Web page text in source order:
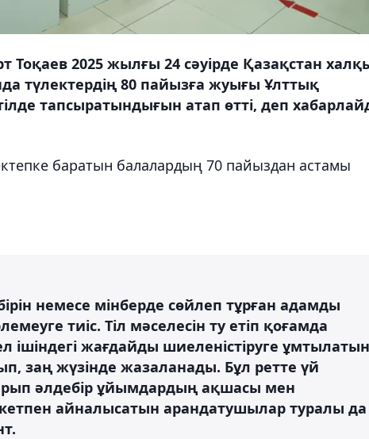
2025 жылғы 24 сәуірде Қазақстан
түлектердің 80 пайызға жуығы Ұлттық
тапсыратындығын атап өтті, деп
баратын балалардың 70 пайыздан астамы
немесе мінберде сөйлеп тұрған адамды
тиіс. Тіл мәселесін ту етіп қоғамда
ішіндегі жағдайды шиеленістіруге ұмтылатын
заң жүзінде жазаланады. Бұл ретте үй
әлдебір ұйымдардың ақшасы мен
айналысатын арандатушылар туралы да